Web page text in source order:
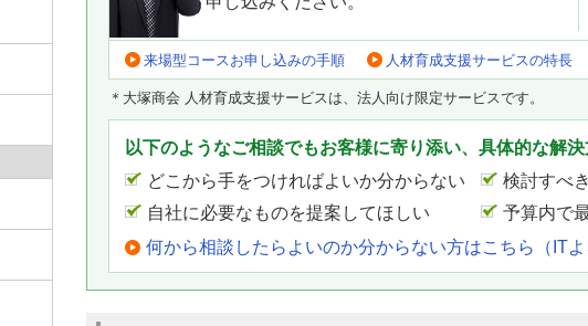
来場型コースお申し込みの手順 人材育成支援サービスの特長
＊大塚商会 人材育成支援サービスは、法人向け限定サービスです。
以下のようなご相談でもお客様に寄り添い、具体的な解
どこから手をつければよいか分からない
検討すべ
自社に必要なものを提案してほしい
予算内で
何から相談したらよいのか分からない方はこちら（ITよ